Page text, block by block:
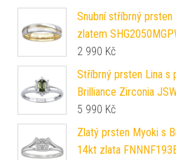
Snubní stříbrný
zlatem
2 990 Kč
Stříbrný prsten Lina s
Brilliance Zirconia
5 990 Kč
Zlatý prsten Myoki s
14kt zlata